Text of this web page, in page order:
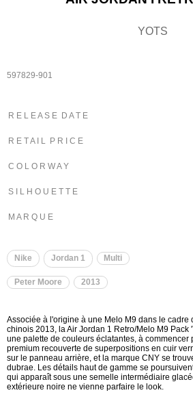
YOTS
597829-901
R E L E A S E D A T E
R E T A I L P R I C E
C O L O R W A Y
S I L H O U E T T E
M A R Q U E
Nike Jordan 1 Multi
Peter Moore 2013
Associée à l'origine à une Melo M9 dans le cadre
chinois 2013, la Air Jordan 1 Retro/Melo M9 Pack
une palette de couleurs éclatantes, à commencer
premium recouverte de superpositions en cuir
sur le panneau arrière, et la marque CNY se
dubrae. Les détails haut de gamme se
qui apparaît sous une semelle intermédiaire
extérieure noire ne vienne parfaire le look.